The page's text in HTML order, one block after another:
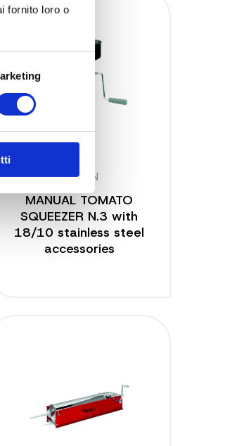
fornito loro o
8603 N
MANUAL TOMATO
SQUEEZER N.3 with
18/10 stainless steel
accessories